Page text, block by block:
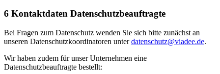
6 Kontaktdaten Datenschutzbeauftragte
Bei Fragen zum Datenschutz wenden Sie sich bitte zunächst an
unseren Datenschutzkoordinatoren unterdatenschutz@viadee.de.
Wir haben zudem für unser Unternehmen eine
Datenschutzbeauftragte bestellt: